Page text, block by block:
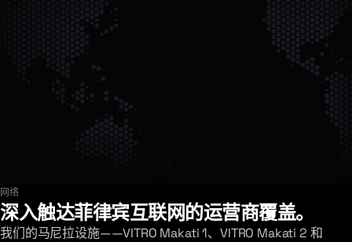
探索网络
网络
深入触达菲律宾互联网的运营商覆盖。
我们的马尼拉设施——VITRO Makati 1、VITRO Makati 2 和